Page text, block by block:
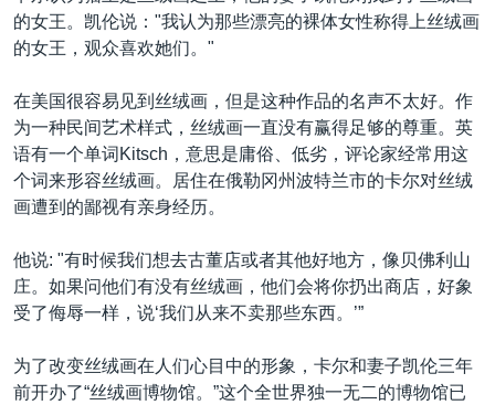
南中国海争端
关注西藏
GEN Z 看美国
的女王。凯伦说："我认为那些漂亮的裸体女性称得上丝绒画
的女王，观众喜欢她们。"
在美国很容易见到丝绒画，但是这种作品的名声不太好。作
为一种民间艺术样式，丝绒画一直没有赢得足够的尊重。英
语有一个单词Kitsch，意思是庸俗、低劣，评论家经常用这
个词来形容丝绒画。居住在俄勒冈州波特兰市的卡尔对丝绒
画遭到的鄙视有亲身经历。
他说: "有时候我们想去古董店或者其他好地方，像贝佛利山
庄。如果问他们有没有丝绒画，他们会将你扔出商店，好象
受了侮辱一样，说‘我们从来不卖那些东西。’”
为了改变丝绒画在人们心目中的形象，卡尔和妻子凯伦三年
前开办了“丝绒画博物馆。”这个全世界独一无二的博物馆已